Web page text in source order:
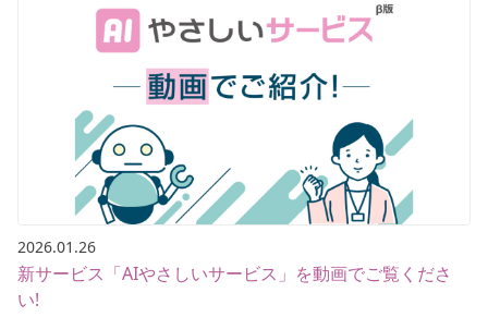
2026.01.26
新サービス「AIやさしいサービス」を動画でご覧くださ
い!